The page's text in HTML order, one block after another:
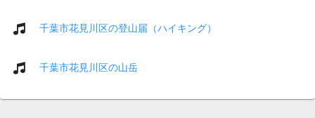
千葉市花見川区の登山届（ハイキング）
千葉市花見川区の山岳